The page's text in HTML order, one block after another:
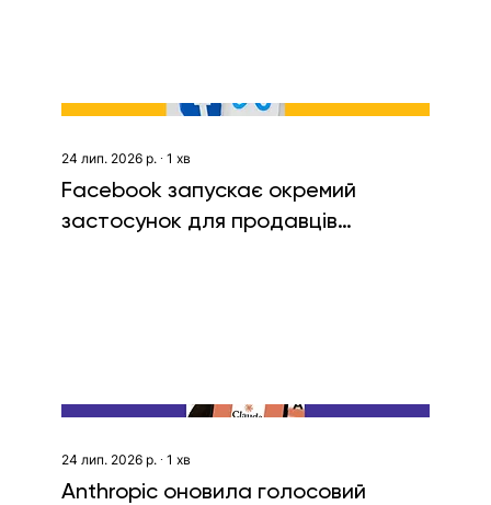
24 лип. 2026 р. ∙ 1 хв
Facebook запускає окремий
застосунок для продавців
24 лип. 2026 р.∙ 1 хв
Anthropic оновила голосовий